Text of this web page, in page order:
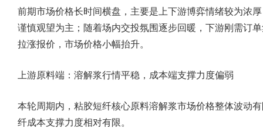
前期市场价格长时间横盘，主要是上下游博弈情绪较为浓
谨慎观望为主；随着场内交投氛围逐步回暖，下游刚需订
拉涨报价，市场价格小幅抬升。
上游原料端：溶解浆行情平稳，成本端支撑力度偏弱
本轮周期内，粘胶短纤核心原料溶解浆市场价格整体波动
纤成本支撑力度相对有限。